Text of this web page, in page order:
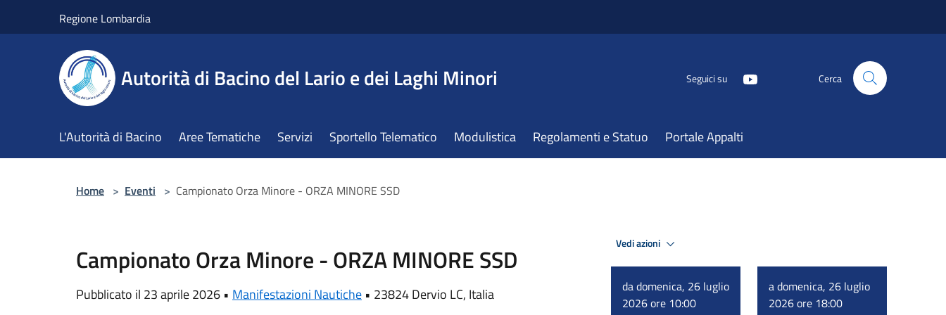
Regione Lombardia
Autorità di Bacino del Lario e dei Laghi Minori Seguici su Cerca
L'Autorità di Bacino Aree Tematiche Servizi Sportello Telematico Modulistica Regolamenti e Statuo Portale Appalti
Home > Eventi > Campionato Orza Minore - ORZA MINORE SSD
Campionato Orza Minore - ORZA MINORE SSD
Pubblicato il 23 aprile 2026 • Manifestazioni Nautiche • 23824 Dervio LC, Italia
Vedi azioni
da domenica, 26 luglio
2026 ore 10:00
a domenica, 26 luglio
2026 ore 18:00